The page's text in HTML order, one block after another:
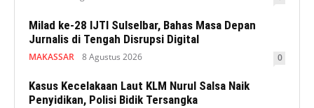
Milad ke-28 IJTI Sulselbar, Bahas Masa Depan
Jurnalis di Tengah Disrupsi Digital
MAKASSAR 8 Agustus 2026 0
Kasus Kecelakaan Laut KLM Nurul Salsa Naik
Penyidikan, Polisi Bidik Tersangka